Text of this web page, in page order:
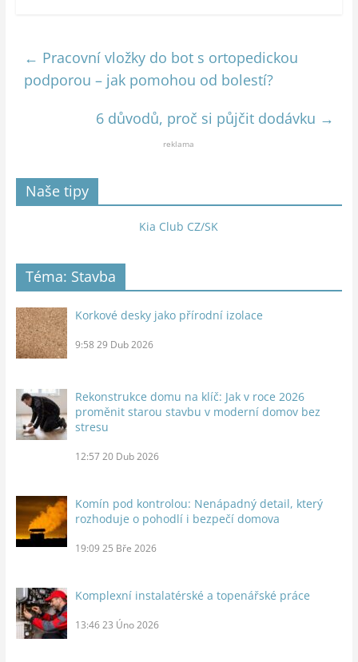
← Pracovní vložky do bot s ortopedickou
podporou – jak pomohou od bolestí?
6 důvodů, proč si půjčit dodávku →
reklama
Naše tipy
Kia Club CZ/SK
Téma: Stavba
Korkové desky jako přírodní izolace
9:58 29 Dub 2026
Rekonstrukce domu na klíč: Jak v roce 2026
proměnit starou stavbu v moderní domov bez
stresu
12:57 20 Dub 2026
Komín pod kontrolou: Nenápadný detail, který
rozhoduje o pohodlí i bezpečí domova
19:09 25 Bře 2026
Komplexní instalatérské a topenářské práce
13:46 23 Úno 2026